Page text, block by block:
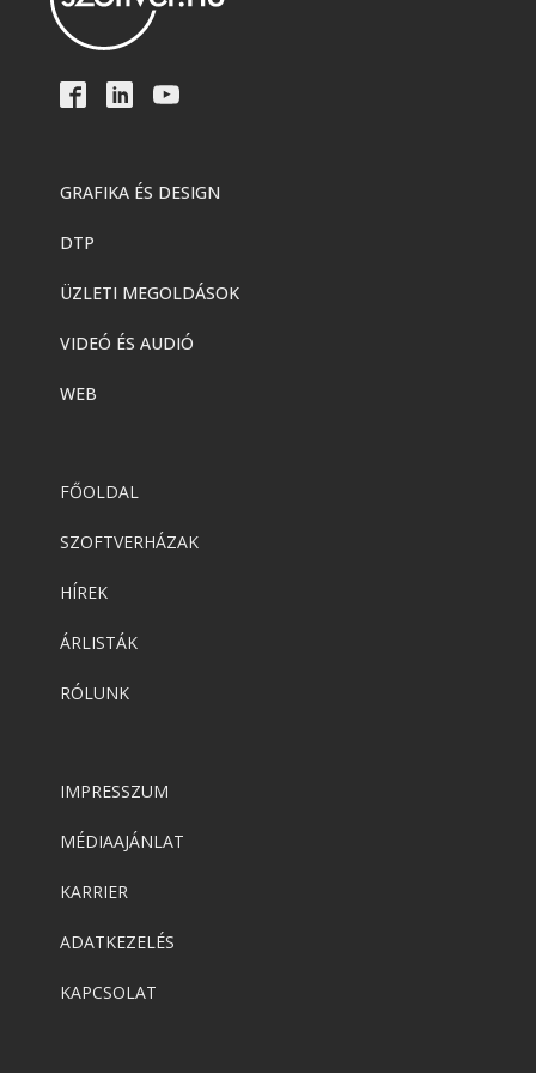
GRAFIKA ÉS DESIGN
DTP
ÜZLETI MEGOLDÁSOK
VIDEÓ ÉS AUDIÓ
WEB
FŐOLDAL
SZOFTVERHÁZAK
HÍREK
ÁRLISTÁK
RÓLUNK
IMPRESSZUM
MÉDIAAJÁNLAT
KARRIER
ADATKEZELÉS
KAPCSOLAT